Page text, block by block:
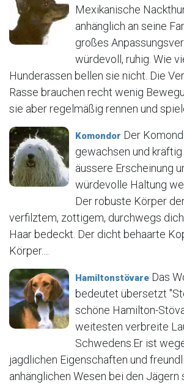
Mexikanische
anhänglich an seine
großes
würdevoll, ruhig. Wie
Hunderassen bellen sie nicht. Die
Rasse brauchen recht wenig
sie aber regelmäßig rennen und
Komondor Der
gewachsen und
äussere Erscheinung
würdevolle Haltung
Der robuste Körper
verfilztem, zottigem, durchwegs
Haar bedeckt. Der dicht behaarte
Körper....
Hamiltonstövare Das
bedeutet übersetzt
schöne Hamilton-
weitesten verbreite
Schwedens.Er ist
jagdlichen Eigenschaften und
anhänglichen Wesen bei den Jägern